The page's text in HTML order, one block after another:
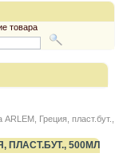
Греция, пласт.бут.,
500МЛ
товара